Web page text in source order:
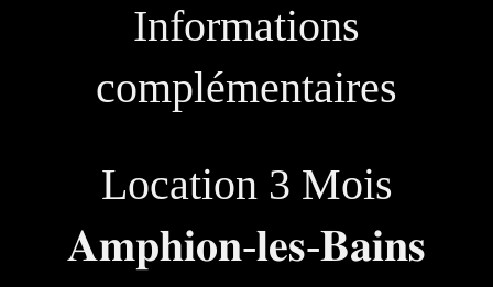
Informations
complémentaires
Location 3 Mois
𝐀𝐦𝐩𝐡𝐢𝐨𝐧-𝐥𝐞𝐬-𝐁𝐚𝐢𝐧𝐬